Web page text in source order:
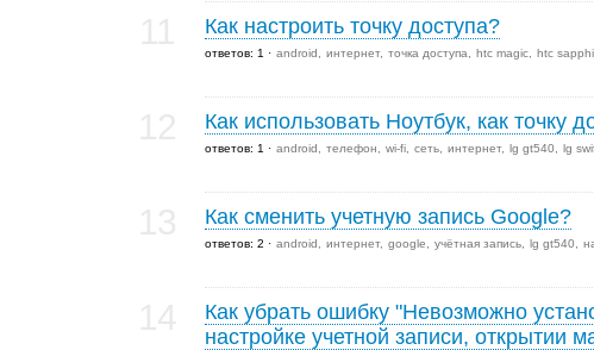
Как настроить точку доступа?
ответов: 1 android интернет точка доступа htc magic htc
Как использовать Ноутбук, как точку
ответов: 1 android телефон wi-fi сеть интернет lg gt540 lg
Как сменить учетную запись Google?
ответов: 2 android интернет google учётная запись lg gt540
Как убрать ошибку "Невозможно
настройке учетной записи, открытии